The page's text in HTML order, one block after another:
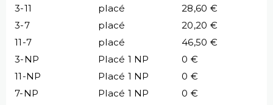
3-11 placé
28,60 €
3-7
placé
20,20 €
11-7
placé
46,50 €
3-NP
Placé 1 NP
0 €
11-NP
Placé 1 NP
0 €
7-NP
Placé 1 NP
0 €